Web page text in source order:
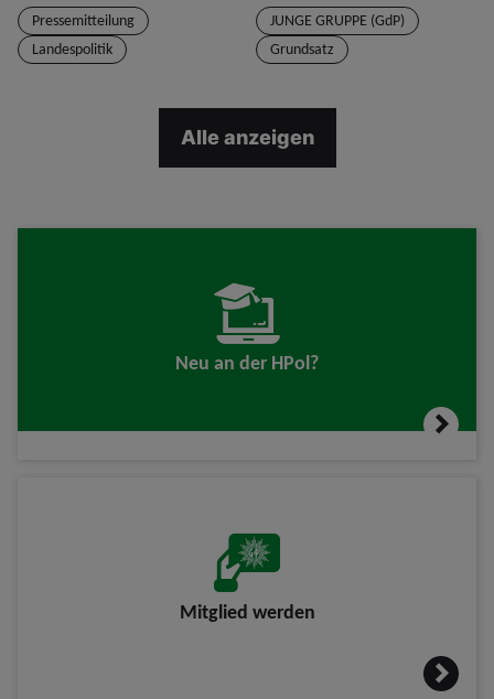
Pressemitteilung
Landespolitik
JUNGE GRUPPE (GdP)
Grundsatz
Alle anzeigen
Neu an der HPol?
Mitglied werden